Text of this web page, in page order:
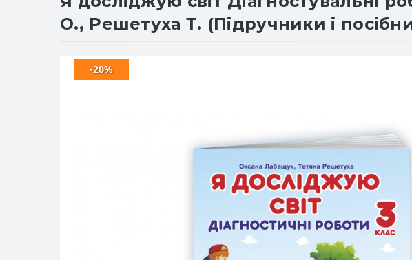
О., Решетуха Т. (Підручники і
-20%